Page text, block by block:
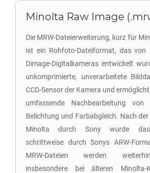
Minolta Raw Image
Die MRW-Dateierweiterung, kurz für
ist ein Rohfoto-Dateiformat, das
Dimage-Digitalkameras entwickelt
unkomprimierte, unverarbeitete
CCD-Sensor der Kamera und
umfassende Nachbearbeitung von
Belichtung und Farbabgleich. Nach
Minolta durch Sony wurde das
schrittweise durch Sonys ARW-
MRW-Dateien werden
insbesondere bei älteren Minolta-